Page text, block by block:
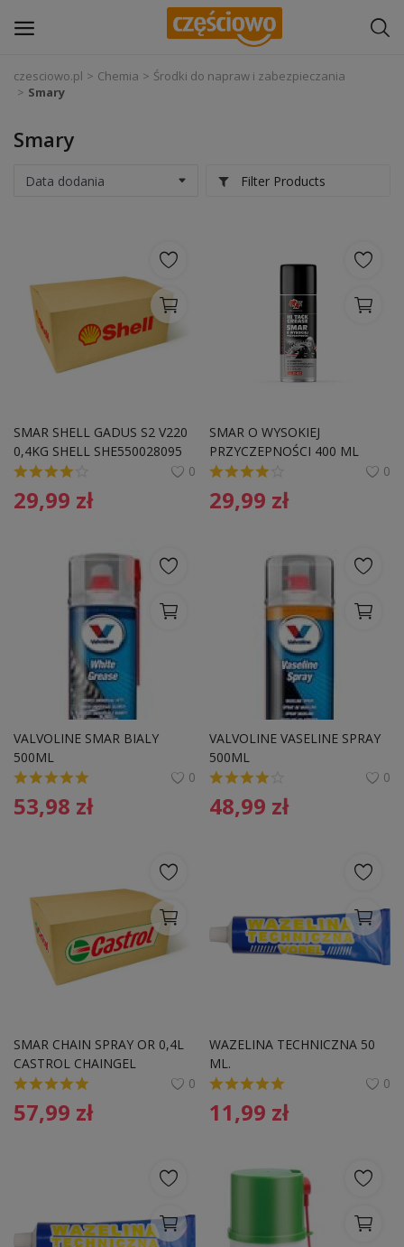
Zaloguj się
Zarejestruj
Wyposażenie i akcesoria samochodowe
Narzędzia i sprzęt warsztatowy
Chemia
Opony i felgi
Wyprzedaż
Schowek
Polski
czesciowo.pl Chemia
Środki do napraw i zabezpieczania
Smary
Smary
Filter Products
SMAR SHELL GADUS S2 V220
0,4KG SHELL SHE550028095
TUBA
0
29,99 zł
SMAR O WYSOKIEJ
PRZYCZEPNOŚCI 400 ML
0
29,99 zł
VALVOLINE SMAR BIALY
500ML
0
53,98 zł
VALVOLINE VASELINE SPRAY
500ML
0
48,99 zł
SMAR CHAIN SPRAY OR 0,4L
CASTROL CHAINGEL
0
57,99 zł
WAZELINA TECHNICZNA 50
ML.
0
11,99 zł